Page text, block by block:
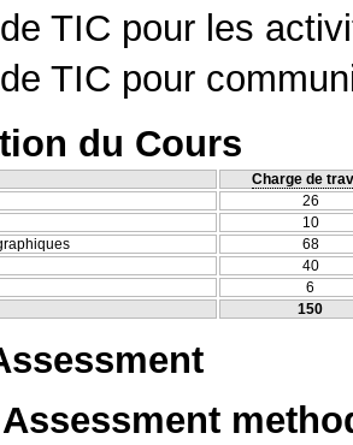
TIC pour les
TIC pour
du Cours
Charge de
26
10
68
40
6
150